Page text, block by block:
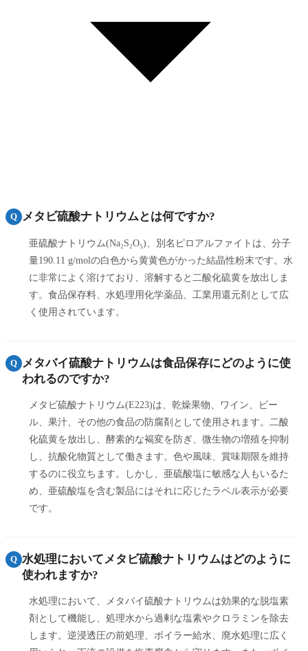
Q メタビ硫酸ナトリウムとは何ですか?
亜硫酸ナトリウム(Na₂S₂O₅)、別名ピロアルファイトは、分子
量190.11 g/molの白色から黄黄色がかった結晶性粉末です。水
に非常によく溶けており、溶解すると二酸化硫黄を放出しま
す。食品保存料、水処理用化学薬品、工業用還元剤として広
く使用されています。
Q メタバイ硫酸ナトリウムは食品保存にどのように使
われるのですか?
メタビ硫酸ナトリウム(E223)は、乾燥果物、ワイン、ビー
ル、果汁、その他の食品の防腐剤として使用されます。二酸
化硫黄を放出し、酵素的な褐変を防ぎ、微生物の増殖を抑制
し、抗酸化物質として働きます。色や風味、賞味期限を維持
するのに役立ちます。しかし、亜硫酸塩に敏感な人もいるた
め、亜硫酸塩を含む製品にはそれに応じたラベル表示が必要
です。
Q 水処理においてメタビ硫酸ナトリウムはどのように
使われますか?
水処理において、メタバイ硫酸ナトリウムは効果的な脱塩素
剤として機能し、処理水から過剰な塩素やクロラミンを除去
します。逆浸透圧の前処理、ボイラー給水、廃水処理に広く